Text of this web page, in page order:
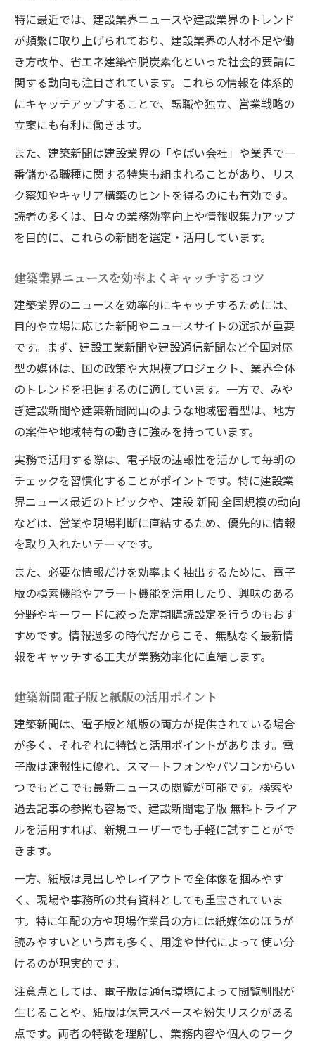
建築新聞全国版と地域紙の情報比較
建築新聞の購読で得られる実務的効果
建築業界で避けたい会社の見極め方
建築新聞で読む危険サインの見抜き方
建築新聞情報からやばい会社を判断する
建築業界のブラック企業傾向とチェック法
建築新聞で法令順守や労働環境を確認
建築業界で信頼できる企業の特徴を探る
儲かる建築職種と収益アップの秘訣
建築新聞で注目の儲かる職種を徹底分析
建築業界で高収益を目指すキャリア戦略
建築新聞から学ぶ独立・開業の成功事例
建築職種ごとの需要と将来性の比較
建築新聞を使いこなして情報力を高める
建築新聞を活用した実務効率アップ術
建築新聞の比較で自分に最適な媒体を発見
建築新聞の活用で業務や営業を強化する方
法
建築新聞を日々の情報源にするポイント
建築新聞の独自情報で差別化を図るコツ
特に最近では、建設業界ニュースや建設業界のトレンド
が頻繁に取り上げられており、建設業界の人材不足や働
き方改革、省エネ建築や脱炭素化といった社会的要請に
関する動向も注目されています。これらの情報を体系的
にキャッチアップすることで、転職や独立、営業戦略の
立案にも有利に働きます。
また、建築新聞は建設業界の「やばい会社」や業界で一
番儲かる職種に関する特集も組まれることがあり、リス
ク察知やキャリア構築のヒントを得るのにも有効です。
読者の多くは、日々の業務効率向上や情報収集力アップ
を目的に、これらの新聞を選定・活用しています。
建築業界ニュースを効率よくキャッチするコツ
建築業界のニュースを効率的にキャッチするためには、
目的や立場に応じた新聞やニュースサイトの選択が重要
です。まず、建設工業新聞や建設通信新聞など全国対応
型の媒体は、国の政策や大規模プロジェクト、業界全体
のトレンドを把握するのに適しています。一方で、みや
ぎ建設新聞や建築新聞岡山のような地域密着型は、地方
の案件や地域特有の動きに強みを持っています。
実務で活用する際は、電子版の速報性を活かして毎朝の
チェックを習慣化することがポイントです。特に建設業
界ニュース最近のトピックや、建設 新聞 全国規模の動向
などは、営業や現場判断に直結するため、優先的に情報
を取り入れたいテーマです。
また、必要な情報だけを効率よく抽出するために、電子
版の検索機能やアラート機能を活用したり、興味のある
分野やキーワードに絞った定期購読設定を行うのもおす
すめです。情報過多の時代だからこそ、無駄なく最新情
報をキャッチする工夫が業務効率化に直結します。
建築新聞電子版と紙版の活用ポイント
建築新聞は、電子版と紙版の両方が提供されている場合
が多く、それぞれに特徴と活用ポイントがあります。電
子版は速報性に優れ、スマートフォンやパソコンからい
つでもどこでも最新ニュースの閲覧が可能です。検索や
過去記事の参照も容易で、建設新聞電子版 無料トライア
ルを活用すれば、新規ユーザーでも手軽に試すことがで
きます。
一方、紙版は見出しやレイアウトで全体像を掴みやす
く、現場や事務所の共有資料としても重宝されていま
す。特に年配の方や現場作業員の方には紙媒体のほうが
読みやすいという声も多く、用途や世代によって使い分
けるのが現実的です。
注意点としては、電子版は通信環境によって閲覧制限が
生じることや、紙版は保管スペースや紛失リスクがある
点です。両者の特徴を理解し、業務内容や個人のワーク